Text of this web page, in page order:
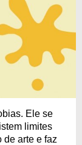
Ele se
limites
de arte e faz